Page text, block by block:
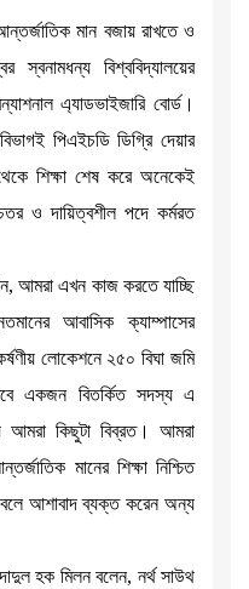
মান বজায় রাখতে ও
স্বনামধন্য বিশ্ববিদ্যালয়ের
এ্যাডভাইজারি বোর্ড।
পিএইচডি ডিগ্রি দেয়ার
শিক্ষা শেষ করে অনেকেই
ও দায়িত্বশীল পদে কর্মরত
আমরা এখন কাজ করতে যাচ্ছি
আবাসিক ক্যাম্পাসের
লোকেশনে ২৫০ বিঘা জমি
একজন বিতর্কিত সদস্য এ
আমরা কিছুটা বিব্রত। আমরা
মানের শিক্ষা নিশ্চিত
আশাবাদ ব্যক্ত করেন অন্য
হক মিলন বলেন, নর্থ সাউথ